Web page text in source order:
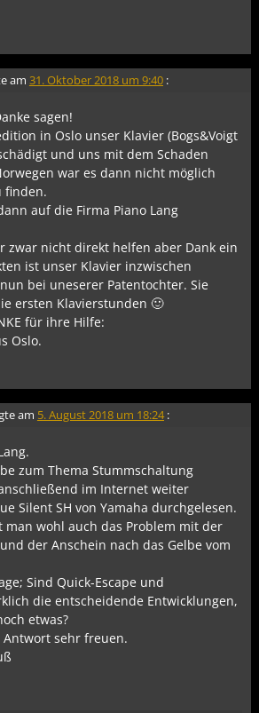
am 31. Oktober 2018 um 9:40 :
sagen!
in Oslo unser Klavier (Bogs&Voigt
und uns mit dem Schaden
war es dann nicht möglich
finden.
auf die Firma Piano Lang
zwar nicht direkt helfen aber Dank ein
ist unser Klavier inzwischen
bei uneserer Patentochter. Sie
ersten Klavierstunden 🙂
für ihre Hilfe:
Oslo.
am 5. August 2018 um 18:24 :
zum Thema Stummschaltung
im Internet weiter
Silent SH von Yamaha durchgelesen.
man wohl auch das Problem mit der
der Anschein nach das Gelbe vom
Sind Quick-Escape und
die entscheidende Entwicklungen,
etwas?
sehr freuen.